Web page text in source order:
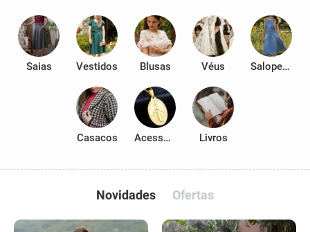
Saias Vestidos Blusas Véus Salopetes
Casacos Acessórios Livros
Novidades Ofertas